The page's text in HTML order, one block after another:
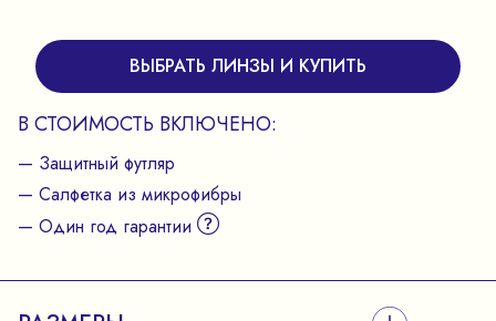
ВЫБРАТЬ ЛИНЗЫ И КУПИТЬ
В СТОИМОСТЬ ВКЛЮЧЕНО:
— Защитный футляр
— Салфетка из микрофибры
— Один год гарантии